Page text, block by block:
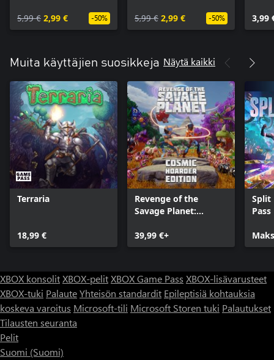
5,99 € 2,99 € -50% 5,99 € 2,99 € -50%
3,99
Muita käyttäjien suosikkeja Näytä kaikki
Terraria
18,99 €
Revenge of the
Savage Planet:
Edition
39,99 €+
Split
Pass
XBOX konsolitXBOX-pelitXBOX Game Pass XBOX-lisävarusteet
XBOX-tuki PalauteYhteisön standardit Epileptisiä kohtauksia
koskeva varoitus Microsoft-tili Microsoft Storen tuki Palautukset
Tilausten seuranta
Pelit
Suomi (Suomi)